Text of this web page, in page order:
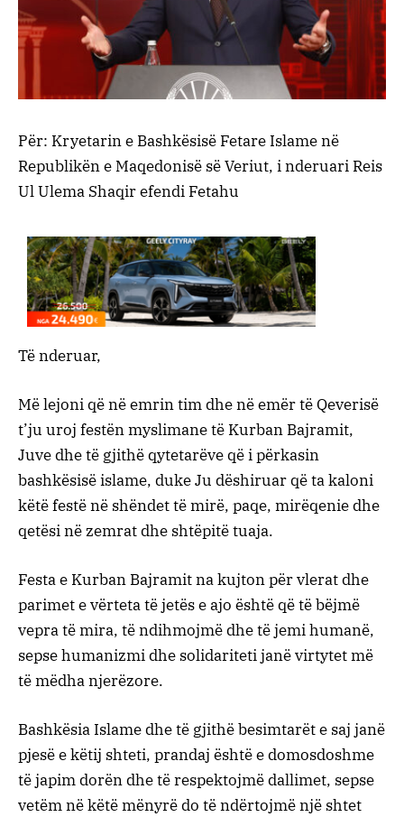
Për: Kryetarin e Bashkësisë Fetare Islame në
Republikën e Maqedonisë së Veriut, i nderuari Reis
Ul Ulema Shaqir efendi Fetahu
Të nderuar,
Më lejoni që në emrin tim dhe në emër të Qeverisë
t’ju uroj festën myslimane të Kurban Bajramit,
Juve dhe të gjithë qytetarëve që i përkasin
bashkësisë islame, duke Ju dëshiruar që ta kaloni
këtë festë në shëndet të mirë, paqe, mirëqenie dhe
qetësi në zemrat dhe shtëpitë tuaja.
Festa e Kurban Bajramit na kujton për vlerat dhe
parimet e vërteta të jetës e ajo është që të bëjmë
vepra të mira, të ndihmojmë dhe të jemi humanë,
sepse humanizmi dhe solidariteti janë virtytet më
të mëdha njerëzore.
Bashkësia Islame dhe të gjithë besimtarët e saj janë
pjesë e këtij shteti, prandaj është e domosdoshme
të japim dorën dhe të respektojmë dallimet, sepse
vetëm në këtë mënyrë do të ndërtojmë një shtet